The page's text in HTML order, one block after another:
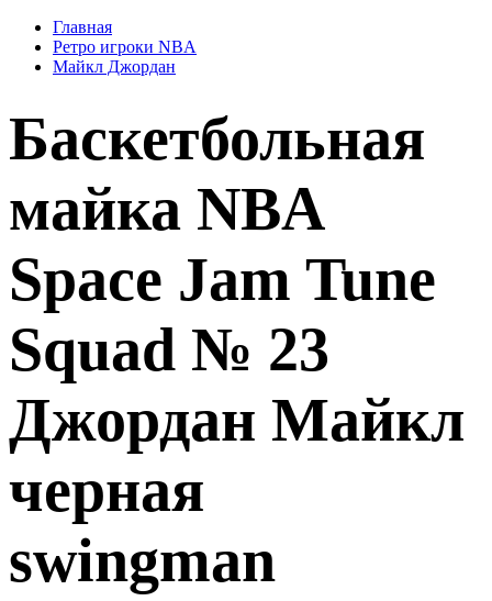
Главная
Ретро игроки NBA
Майкл Джордан
Баскетбольная
майка NBA
Space Jam Tune
Squad № 23
Джордан Майкл
черная
swingman